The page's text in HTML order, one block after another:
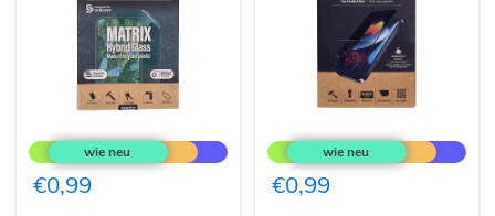
Samsung
Galaxy
S23
Ultra
€0,99
Displayschutz
iPhone
13
Pro
€0,99